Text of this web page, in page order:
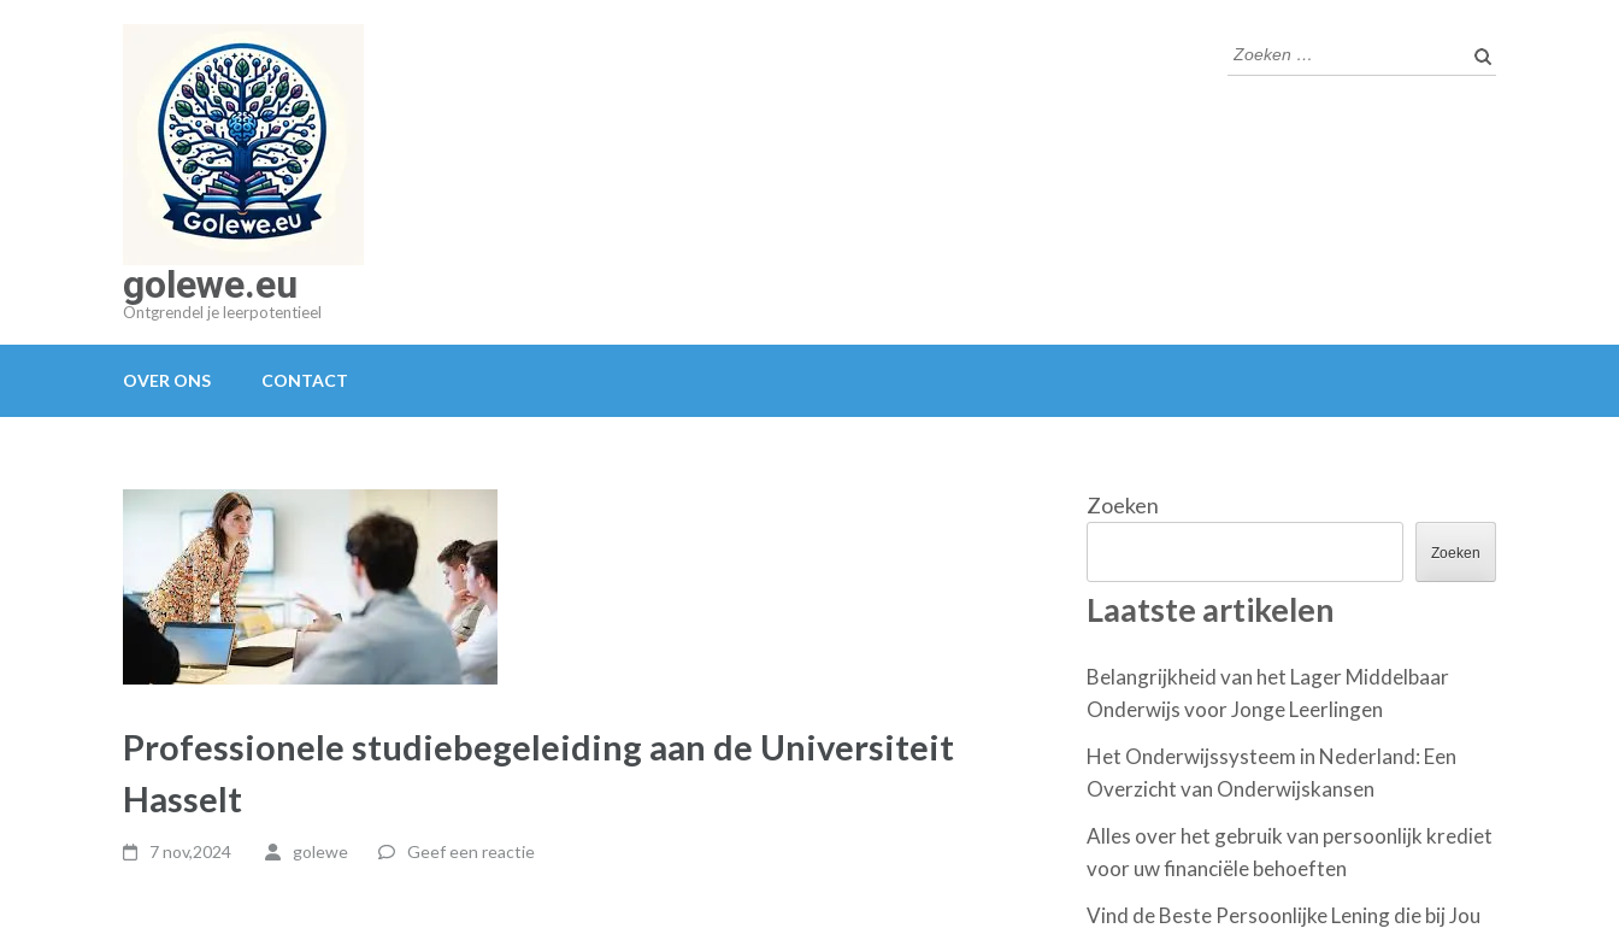
golewe.eu
Ontgrendel je leerpotentieel
Zoeken
naar:
OVER ONS CONTACT
Professionele studiebegeleiding aan de Universiteit
Hasselt
7 nov,2024 golewe Geef een reactie
Zoeken
Zoeken
Laatste artikelen
Belangrijkheid van het Lager Middelbaar
Onderwijs voor Jonge Leerlingen
Het Onderwijssysteem in Nederland: Een
Overzicht van Onderwijskansen
Alles over het gebruik van persoonlijk krediet
voor uw financiële behoeften
Vind de Beste Persoonlijke Lening die bij Jou